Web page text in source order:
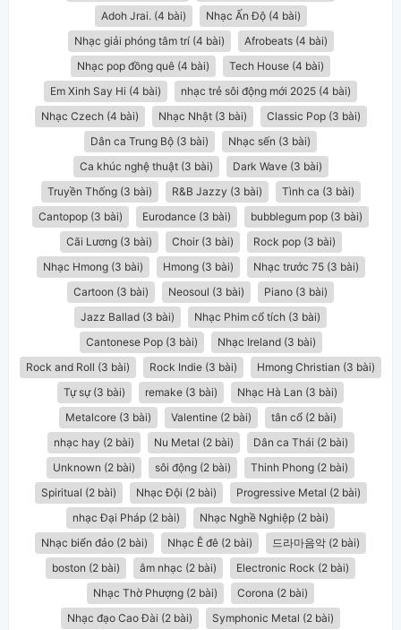
Adoh Jrai. (4 bài)
Nhạc Ấn Độ (4 bài)
Nhạc giải phóng tâm trí (4 bài)
Afrobeats (4 bài)
Nhạc pop đồng quê (4 bài)
Tech House (4 bài)
Em Xinh Say Hi (4 bài)
nhạc trẻ sôi động mới 2025 (4 bài)
Nhạc Czech (4 bài)
Nhạc Nhật (3 bài)
Classic Pop (3 bài)
Dân ca Trung Bộ (3 bài)
Nhạc sến (3 bài)
Ca khúc nghệ thuật (3 bài)
Dark Wave (3 bài)
Truyền Thống (3 bài)
R&B Jazzy (3 bài)
Tình ca (3 bài)
Cantopop (3 bài)
Eurodance (3 bài)
bubblegum pop (3 bài)
Cãi Lương (3 bài)
Choir (3 bài)
Rock pop (3 bài)
Nhạc Hmong (3 bài)
Hmong (3 bài)
Nhạc trước 75 (3 bài)
Cartoon (3 bài)
Neosoul (3 bài)
Piano (3 bài)
Jazz Ballad (3 bài)
Nhạc Phim cổ tích (3 bài)
Cantonese Pop (3 bài)
Nhạc Ireland (3 bài)
Rock and Roll (3 bài)
Rock Indie (3 bài)
Hmong Christian (3 bài)
Tự sự (3 bài)
remake (3 bài)
Nhạc Hà Lan (3 bài)
Metalcore (3 bài)
Valentine (2 bài)
tân cổ (2 bài)
nhạc hay (2 bài)
Nu Metal (2 bài)
Dân ca Thái (2 bài)
Unknown (2 bài)
sôi động (2 bài)
Thinh Phong (2 bài)
Spiritual (2 bài)
Nhạc Đội (2 bài)
Progressive Metal (2 bài)
nhạc Đại Pháp (2 bài)
Nhạc Nghề Nghiệp (2 bài)
Nhạc biển đảo (2 bài)
Nhạc Ê đê (2 bài)
드라마음악 (2 bài)
boston (2 bài)
âm nhạc (2 bài)
Electronic Rock (2 bài)
Nhạc Thờ Phượng (2 bài)
Corona (2 bài)
Nhạc đạo Cao Đài (2 bài)
Symphonic Metal (2 bài)